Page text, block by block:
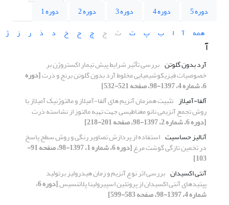
دوره 5
دوره 4 دوره 3 دوره 2
دوره 1
همه
آ ا ب پ ت ث ج چ ح خ د ذ ر ز ژ
آ
آرد بدون گلوتن بررسی تآثیر شرایط پیش تیمار اکستروژن بر
خصوصیات فیزیکوشیمیایی مخلوط آرد بدون گلوتن برنج و ذرت[دوره
6، شماره 4، 1397-98، صفحه 521-532]
آلفا-آمیلاز تثبیت همزمان آنزیم های آلفا-آمیلاز و مالتوژنیک آمیلاز با
روش تجمع آنزیمی نانو مغناطیسی جهت تهیه مالتوز از نشاسته ذرت
[دوره 6، شماره 2، 1397-98، صفحه 201-218]
آنالیز حساسیت استفاده از پردازش تصاویر رنگی و روش سطح پاسخ
در تخمین تازگی گوشت مرغ [دوره 6، شماره 1، 1397-98، صفحه 91-
103]
آنتی اکسیدان بررسی اثر نوع آنزیم و زمان هیدرولیز برتولید
پپتیدهای آنتی اکسیدان از پروتئین اسپیرولینا پلاتنسیس [دوره 6،
شماره 4، 1397-98، صفحه 583-599]